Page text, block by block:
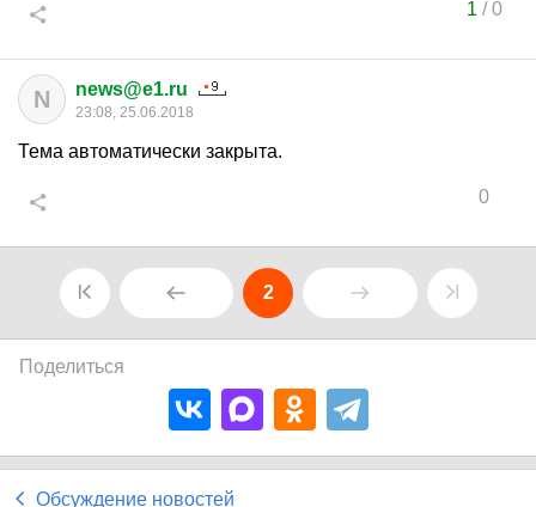
1 /0
N news@e1.ru
23:08, 25.06.2018
Тема автоматически закрыта.
0
2
Поделиться
Обсуждение новостей